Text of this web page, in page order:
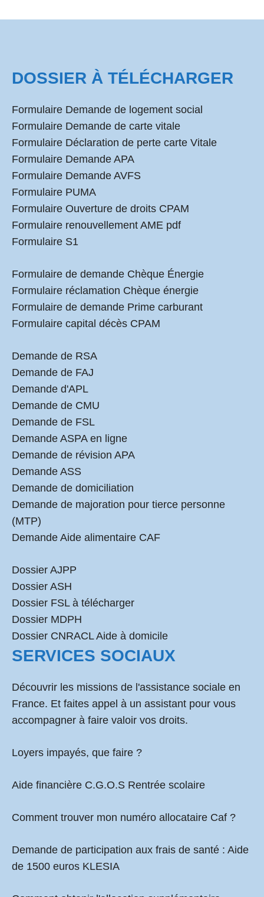
DOSSIER À TÉLÉCHARGER
Formulaire Demande de logement social
Formulaire Demande de carte vitale
Formulaire Déclaration de perte carte Vitale
Formulaire Demande APA
Formulaire Demande AVFS
Formulaire PUMA
Formulaire Ouverture de droits CPAM
Formulaire renouvellement AME pdf
Formulaire S1
Formulaire de demande Chèque Énergie
Formulaire réclamation Chèque énergie
Formulaire de demande Prime carburant
Formulaire capital décès CPAM
Demande de RSA
Demande de FAJ
Demande d'APL
Demande de CMU
Demande de FSL
Demande ASPA en ligne
Demande de révision APA
Demande ASS
Demande de domiciliation
Demande de majoration pour tierce personne
(MTP)
Demande Aide alimentaire CAF
Dossier AJPP
Dossier ASH
Dossier FSL à télécharger
Dossier MDPH
Dossier CNRACL Aide à domicile
SERVICES SOCIAUX
Découvrir les missions de l'assistance sociale en
France. Et faites appel à un assistant pour vous
accompagner à faire valoir vos droits.
Loyers impayés, que faire ?
Aide financière C.G.O.S Rentrée scolaire
Comment trouver mon numéro allocataire Caf ?
Demande de participation aux frais de santé : Aide
de 1500 euros KLESIA